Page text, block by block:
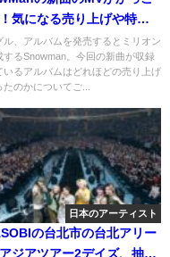
気になる売り上げや特典
ても調査しました！
ル、アルバムを発売するとミリオン
するSnowman。今回の新曲が収録
いるアルバムはどれほどの売り上げ
たのかについてご...
日本のアーティスト
の台北市の台北アリー
ジアツアー2デイズ、抽選